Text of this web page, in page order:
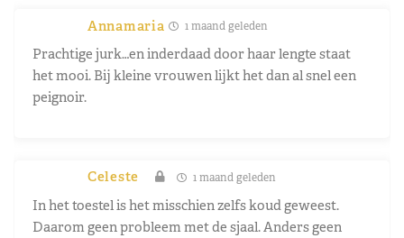
Annamaria 1 maand geleden
Prachtige jurk…en inderdaad door haar lengte staat
het mooi. Bij kleine vrouwen lijkt het dan al snel een
peignoir.
Celeste 1 maand geleden
In het toestel is het misschien zelfs koud geweest.
Daarom geen probleem met de sjaal. Anders geen